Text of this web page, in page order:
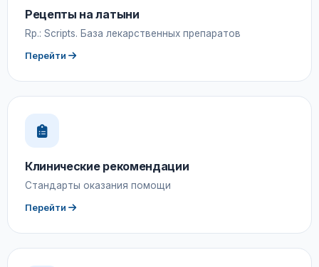
Рецепты на латыни
Rp.: Scripts. База лекарственных препаратов
Перейти
Клинические рекомендации
Стандарты оказания помощи
Перейти